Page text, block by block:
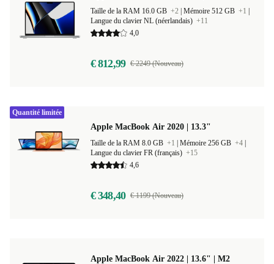
Taille de la RAM 16.0 GB +2 Mémoire 512 GB +1
Langue du clavier NL (néerlandais) +11
4,0
€ 812,99 € 2249 (Nouveau)
Apple MacBook Air 2020 | 13.3"
Taille de la RAM 8.0 GB +1 Mémoire 256 GB +4
Langue du clavier FR (français) +15
4,6
€ 348,40 € 1199 (Nouveau)
Quantité limitée
Apple MacBook Air 2022 | 13.6" | M2